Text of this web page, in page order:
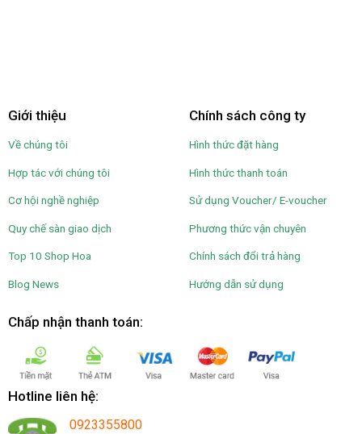
Giới thiệu
Về chúng tôi
Hợp tác với chúng tôi
Cơ hội nghề nghiệp
Quy chế sàn giao dịch
Top 10 Shop Hoa
Blog News
Chính sách công ty
Hình thức đặt hàng
Hình thức thanh toán
Sử dụng Voucher/ E-voucher
Phương thức vận chuyên
Chính sách đổi trả hàng
Hướng dẫn sử dụng
Chấp nhận thanh toán:
Hotline liên hệ:
0923355800